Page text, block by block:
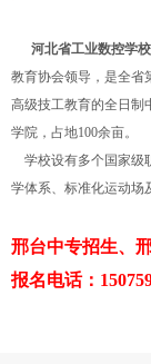
河北省工业数控学校
教育协会领导，是全省
高级技工教育的全日制
学院，占地100余亩。
学校设有多个国家级
学体系、标准化运动场
邢台中专招生、
报名电话：